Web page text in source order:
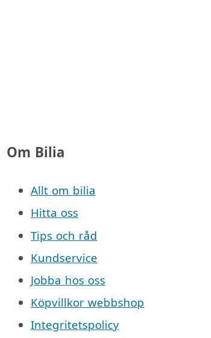
Om Bilia
Allt om bilia
Hitta oss
Tips och råd
Kundservice
Jobba hos oss
Köpvillkor webbshop
Integritetspolicy